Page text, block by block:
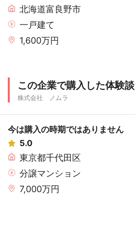
北海道富良野市
一戸建て
1,600万円
この企業で購入した体験談
株式会社 ノムラ
今は購入の時期ではありません
5.0
東京都千代田区
分譲マンション
7,000万円